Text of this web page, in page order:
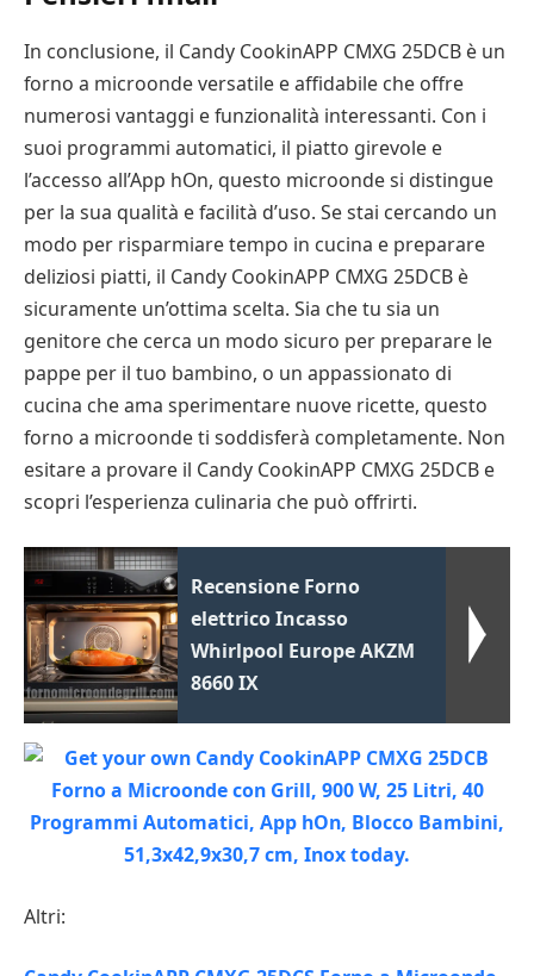
In conclusione, il Candy CookinAPP CMXG 25DCB è un
forno a microonde versatile e affidabile che offre
numerosi vantaggi e funzionalità interessanti. Con i
suoi programmi automatici, il piatto girevole e
l’accesso all’App hOn, questo microonde si distingue
per la sua qualità e facilità d’uso. Se stai cercando un
modo per risparmiare tempo in cucina e preparare
deliziosi piatti, il Candy CookinAPP CMXG 25DCB è
sicuramente un’ottima scelta. Sia che tu sia un
genitore che cerca un modo sicuro per preparare le
pappe per il tuo bambino, o un appassionato di
cucina che ama sperimentare nuove ricette, questo
forno a microonde ti soddisferà completamente. Non
esitare a provare il Candy CookinAPP CMXG 25DCB e
scopri l’esperienza culinaria che può offrirti.
Recensione Forno
elettrico Incasso
Whirlpool Europe AKZM
8660 IX
Altri: